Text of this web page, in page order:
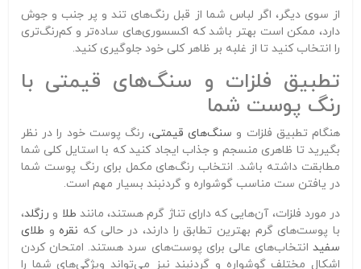
از سوی دیگر، اگر لباس شما از قبل رنگ‌های تند و پر جنب و جوش
دارد، ممکن است بهتر باشد که اکسسوری‌های ساده‌تر و کم‌رنگ‌تری
را انتخاب کنید تا از غلبه بر ظاهر کلی خود جلوگیری کنید.
تطبیق فلزات و سنگ‌های قیمتی با
رنگ پوست شما
هنگام تطبیق فلزات و سنگ‌های قیمتی، رنگ پوست خود را در نظر
بگیرید تا ظاهری منسجم و جذاب ایجاد کنید که با استایل کلی شما
مطابقت داشته باشد. انتخاب رنگ‌های مکمل برای رنگ پوست شما
در یافتن ست مناسب گوشواره و گردنبند بسیار مهم است.
در مورد فلزات، آن‌هایی که دارای تناژ گرم هستند، مانند طلا و رزگلد،
با پوست‌های گرم بهترین تطابق را دارند، در حالی که نقرهو طلای
سفید انتخاب‌های عالی برای پوست‌های سرد هستند. امتحان کردن
اشکال مختلف گوشواره و گردنبند نیز می‌تواند ویژگی‌های شما را